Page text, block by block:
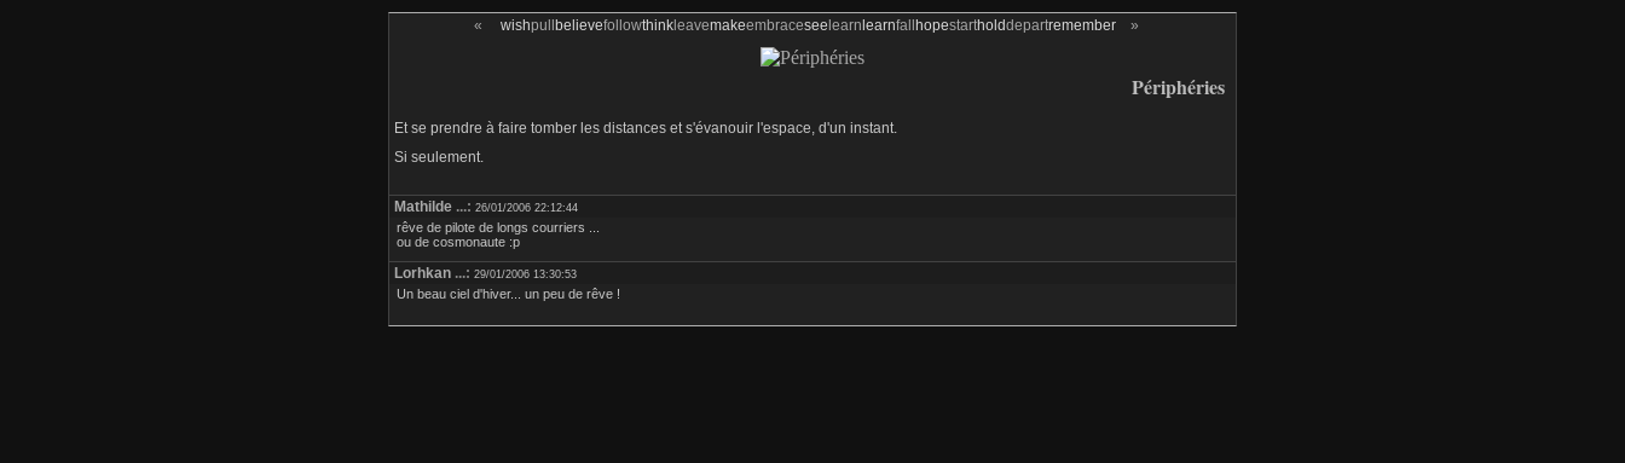
« wishpull believefollowthinkleavemakeembracesee learn learnfall hopestartholddepartremember »
Périphéries
Et se prendre à faire tomber les distances et s'évanouir l'espace, d'un instant.
Si seulement.
Mathilde ...: 26/01/2006 22:12:44
rêve de pilote de longs courriers ...
ou de cosmonaute :p
Lorhkan ...: 29/01/2006 13:30:53
Un beau ciel d'hiver... un peu de rêve !